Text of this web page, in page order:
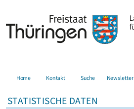
Home Kontakt Suche Newsletter
STATISTISCHE DATEN